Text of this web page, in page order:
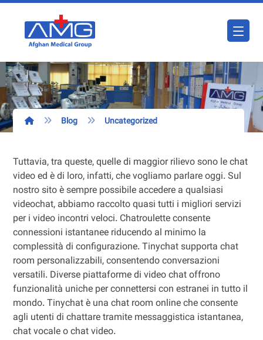
Blog Uncategorized
Tuttavia, tra queste, quelle di maggior rilievo sono le chat
video ed è di loro, infatti, che vogliamo parlare oggi. Sul
nostro sito è sempre possibile accedere a qualsiasi
videochat, abbiamo raccolto quasi tutti i migliori servizi
per i video incontri veloci. Chatroulette consente
connessioni istantanee riducendo al minimo la
complessità di configurazione. Tinychat supporta chat
room personalizzabili, consentendo conversazioni
versatili. Diverse piattaforme di video chat offrono
funzionalità uniche per connettersi con estranei in tutto il
mondo. Tinychat è una chat room online che consente
agli utenti di chattare tramite messaggistica istantanea,
chat vocale o chat video.